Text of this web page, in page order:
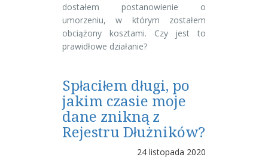
dostałem postanowienie o
umorzeniu, w którym zostałem
obciążony kosztami. Czy jest to
prawidłowe działanie?
Spłaciłem długi, po
jakim czasie moje
dane znikną z
Rejestru Dłużników?
24 listopada 2020